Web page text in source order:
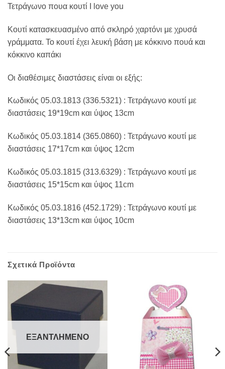
Τετράγωνο πουα κουτί I love you
Κουτί κατασκευασμένο από σκληρό χαρτόνι με χρυσά
γράμματα. Το κουτί έχει λευκή βάση με κόκκινο πουά και
κόκκινο καπάκι
Οι διαθέσιμες διαστάσεις είναι οι εξής:
Κωδικός 05.03.1813 (336.5321) : Τετράγωνο κουτί με
διαστάσεις 19*19cm και ύψος 13cm
Κωδικός 05.03.1814 (365.0860) : Τετράγωνο κουτί με
διαστάσεις 17*17cm και ύψος 12cm
Κωδικός 05.03.1815 (313.6329) : Τετράγωνο κουτί με
διαστάσεις 15*15cm και ύψος 11cm
Κωδικός 05.03.1816 (452.1729) : Τετράγωνο κουτί με
διαστάσεις 13*13cm και ύψος 10cm
Σχετικά Προϊόντα
ΕΞΑΝΤΛΗΜΈΝΟ